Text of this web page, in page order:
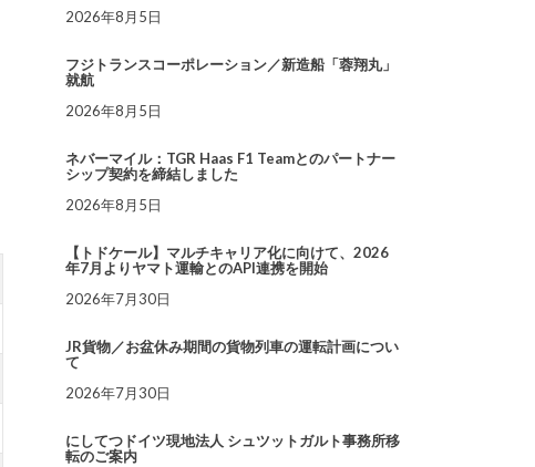
2026年8月5日
フジトランスコーポレーション／新造船「蓉翔丸」
就航
2026年8月5日
ネバーマイル：TGR Haas F1 Teamとのパートナー
シップ契約を締結しました
2026年8月5日
【トドケール】マルチキャリア化に向けて、2026
年7月よりヤマト運輸とのAPI連携を開始
2026年7月30日
JR貨物／お盆休み期間の貨物列車の運転計画につい
て
2026年7月30日
にしてつドイツ現地法人 シュツットガルト事務所移
転のご案内